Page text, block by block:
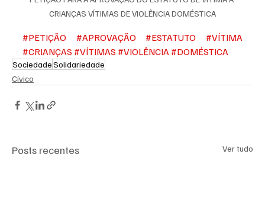
CRIANÇAS VÍTIMAS DE VIOLÊNCIA DOMÉSTICA
#PETIÇÃO #APROVAÇÃO #ESTATUTO
#VÍTIMA
#CRIANÇAS #VÍTIMAS #VIOLÊNCIA #DOMÉSTICA
SociedadeSolidariedade
Cívico
Posts recentes Ver tudo